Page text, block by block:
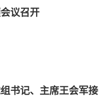
议召开
书记、主席王会军接